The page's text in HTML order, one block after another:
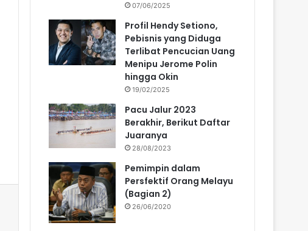
07/06/2025
Profil Hendy Setiono,
Pebisnis yang Diduga
Terlibat Pencucian Uang
Menipu Jerome Polin
hingga Okin
19/02/2025
Pacu Jalur 2023
Berakhir, Berikut Daftar
Juaranya
28/08/2023
Pemimpin dalam
Persfektif Orang Melayu
(Bagian 2)
26/06/2020